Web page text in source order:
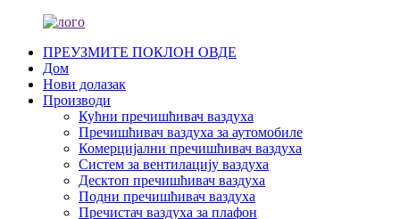
ПРЕУЗМИТЕ ПОКЛОН ОВДЕ
Дом
Нови долазак
Производи
Кућни пречишћивач ваздуха
Пречишћивач ваздуха за аутомобиле
Комерцијални пречишћивач ваздуха
Систем за вентилацију ваздуха
Десктоп пречишћивач ваздуха
Подни пречишћивач ваздуха
Пречистач ваздуха за плафон